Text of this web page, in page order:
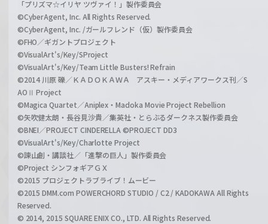
「プリズマ☆イリヤ ツヴァイ！」製作委員会
©CyberAgent, Inc. All Rights Reserved.
©CyberAgent, Inc. /ガールフレンド（仮）製作委員会
©FHO／ギガントプロジェクト
©VisualArt's/Key/SProject
©VisualArt's/Key/Team Little Busters! Refrain
©2014 川原 礫／ＫＡＤＯＫＡＷＡ アスキー・メディアワークス刊／S
AOⅡ Project
©Magica Quartet／Aniplex・Madoka Movie Project Rebellion
©矢吹健太朗・長谷見沙貴／集英社・とらぶるダークネス製作委員会
©BNEI／PROJECT CINDERELLA ©PROJECT DD3
©VisualArt's/Key/Charlotte Project
©諫山創・講談社／「進撃の巨人」製作委員会
©Project シンフォギアＧＸ
©2015 プロジェクトラブライブ！ムービー
©2015 DMM.com POWERCHORD STUDIO / C2 / KADOKAWA All Rights
Reserved.
© 2014, 2015 SQUARE ENIX CO., LTD. All Rights Reserved.